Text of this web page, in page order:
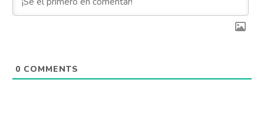
0 COMMENTS
Pinterest